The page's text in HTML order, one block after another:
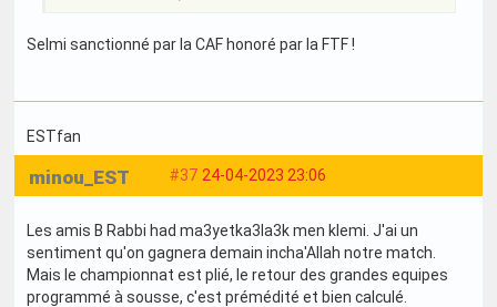
Selmi sanctionné par la CAF honoré par la FTF !
ESTfan
#37 24-04-2023 23:06
minou_EST
Les amis B Rabbi had ma3yetka3la3k men klemi. J'ai un
sentiment qu'on gagnera demain incha'Allah notre match.
Mais le championnat est plié, le retour des grandes equipes
programmé à sousse, c'est prémédité et bien calculé.